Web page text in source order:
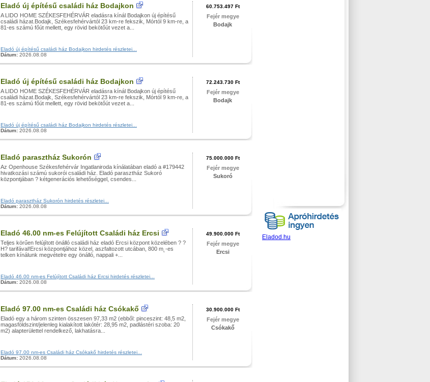
Eladó új építésű családi ház Bodajkon
A LIDO HOME SZÉKESFEHÉRVÁR eladásra kínál Bodajkon új építésű
családi házat.Bodajk, Székesfehérvártól 23 km-re fekszik, Mórtól 9 km-re, a
81-es számú főút mellett, egy rövid bekötőút vezet a...
Eladó új építésű családi ház Bodajkon hirdetés részletei...
Dátum: 2026.08.08
60.753.497 Ft
Fejér megye
Bodajk
Eladó új építésű családi ház Bodajkon
A LIDO HOME SZÉKESFEHÉRVÁR eladásra kínál Bodajkon új építésű
családi házat.Bodajk, Székesfehérvártól 23 km-re fekszik, Mórtól 9 km-re, a
81-es számú főút mellett, egy rövid bekötőút vezet a...
Eladó új építésű családi ház Bodajkon hirdetés részletei...
Dátum: 2026.08.08
72.243.730 Ft
Fejér megye
Bodajk
Eladó parasztház Sukorón
Az Openhouse Székesfehérvár Ingatlaniroda kínálatában eladó a #179442
hivatkozási számú sukorói családi ház. Eladó parasztház Sukoró
központjában ? kétgenerációs lehetőséggel, csendes...
Eladó parasztház Sukorón hirdetés részletei...
Dátum: 2026.08.08
75.000.000 Ft
Fejér megye
Sukoró
Eladó 46.00 nm-es Felújított Családi ház Ercsi
Teljes körűen felújított önálló családi ház eladó Ercsi központ közelében ? ?
H? tarifával!Ercsi központjához közel, aszfaltozott utcában, 800 m˛-es
telken kínálunk megvételre egy önálló, nappali +...
Eladó 46.00 nm-es Felújított Családi ház Ercsi hirdetés részletei...
Dátum: 2026.08.08
49.900.000 Ft
Fejér megye
Ercsi
Eladó 97.00 nm-es Családi ház Csókakő
Eladó egy a három szinten összesen 97,33 m2 (ebből: pinceszint: 48,5 m2,
magasföldszint/jelenleg kialakított lakótér: 28,95 m2, padlástéri szoba: 20
m2) alapterülettel rendelkező, lakhatásra...
Eladó 97.00 nm-es Családi ház Csókakő hirdetés részletei...
Dátum: 2026.08.08
30.900.000 Ft
Fejér megye
Csókakő
Eladod.hu